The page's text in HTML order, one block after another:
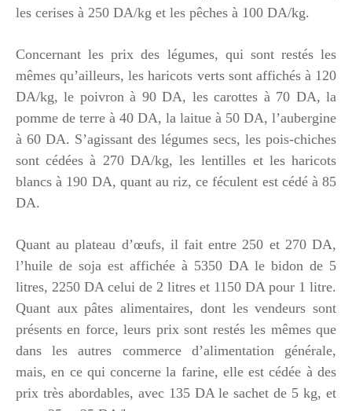
les cerises à 250 DA/kg et les pêches à 100 DA/kg.
Concernant les prix des légumes, qui sont restés les
mêmes qu’ailleurs, les haricots verts sont affichés à 120
DA/kg, le poivron à 90 DA, les carottes à 70 DA, la
pomme de terre à 40 DA, la laitue à 50 DA, l’aubergine
à 60 DA. S’agissant des légumes secs, les pois-chiches
sont cédées à 270 DA/kg, les lentilles et les haricots
blancs à 190 DA, quant au riz, ce féculent est cédé à 85
DA.
Quant au plateau d’œufs, il fait entre 250 et 270 DA,
l’huile de soja est affichée à 5350 DA le bidon de 5
litres, 2250 DA celui de 2 litres et 1150 DA pour 1 litre.
Quant aux pâtes alimentaires, dont les vendeurs sont
présents en force, leurs prix sont restés les mêmes que
dans les autres commerce d’alimentation générale,
mais, en ce qui concerne la farine, elle est cédée à des
prix très abordables, avec 135 DA le sachet de 5 kg, et